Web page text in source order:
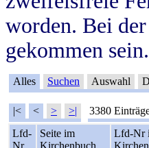
worden. Bei
gekommen
Alles Suchen Auswahl
|< < > >| 3380
Lfd-
Nr
Seite im
Kirchenbuch
Lfd-Nr